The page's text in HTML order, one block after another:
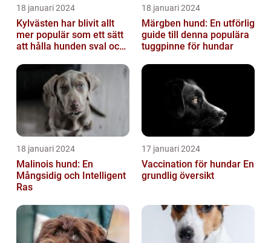
18 januari 2024
Kylvästen har blivit allt
mer populär som ett sätt
att hålla hunden sval och
väde...
18 januari 2024
Märgben hund: En utförlig
guide till denna populära
tuggpinne för hundar
18 januari 2024
Malinois hund: En
Mångsidig och Intelligent
Ras
17 januari 2024
Vaccination för hundar En
grundlig översikt